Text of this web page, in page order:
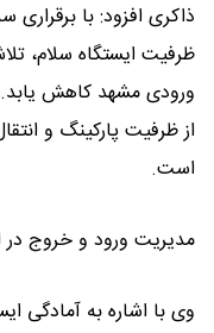
ذاکری افزود: با
ظرفیت ایستگاه سلام،
ورودی مشهد کاهش
از ظرفیت پارکینگ و
است.
مدیریت ورود و خروج در
وی با اشاره به آمادگی